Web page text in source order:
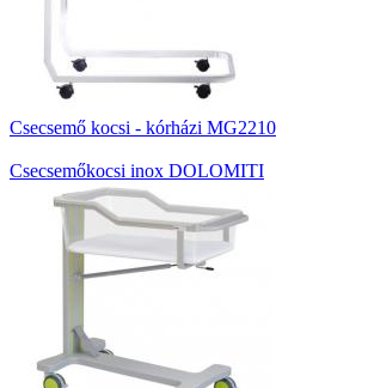
Csecsemő kocsi - kórházi MG2210
Csecsemőkocsi inox DOLOMITI